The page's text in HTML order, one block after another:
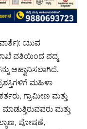
ವಾರ್ತೆ): ಯುವ
ವತಿಯಿಂದ ಪದ್ಮ
ಆಹ್ವಾನಿಸಲಾಗಿದೆ.
ಮಹಿಳಾ
ಗ್ರಾಮೀಣ ಮತ್ತು
ಮತ್ತು
ಪೋಷಣೆ,